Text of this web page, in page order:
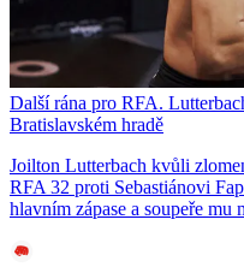
Další rána pro RFA.
Bratislavském hradě
Joilton Lutterbach kvůli
RFA 32 proti Sebastiánovi
hlavním zápase a soupeře